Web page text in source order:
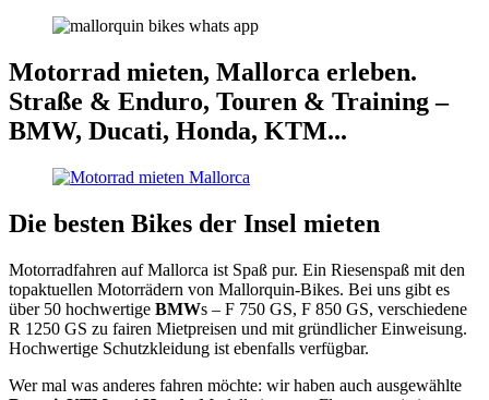
Motorrad mieten, Mallorca erleben.
Straße & Enduro, Touren & Training –
BMW, Ducati, Honda, KTM...
Die besten Bikes der Insel mieten
Motorradfahren auf Mallorca ist Spaß pur. Ein Riesenspaß mit den
topaktuellen Motorrädern von Mallorquin-Bikes. Bei uns gibt es
über 50 hochwertige BMWs – F 750 GS, F 850 GS, verschiedene
R 1250 GS zu fairen Mietpreisen und mit gründlicher Einweisung.
Hochwertige Schutzkleidung ist ebenfalls verfügbar.
Wer mal was anderes fahren möchte: wir haben auch ausgewählte